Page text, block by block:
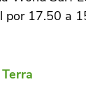
17.50 a